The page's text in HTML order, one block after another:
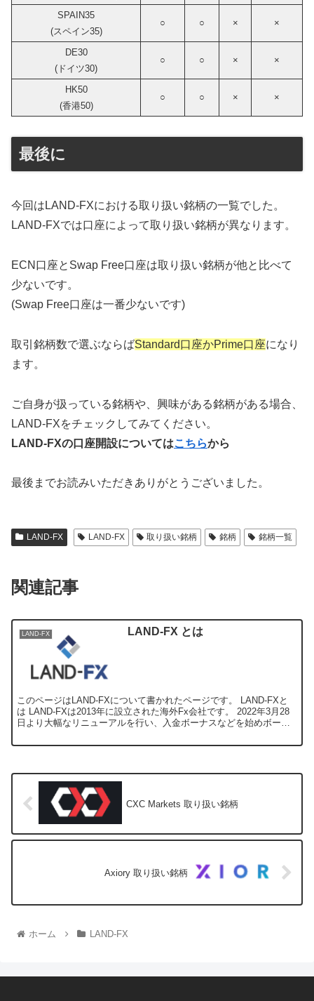
SPAIN35
(スペイン35)
○ ○ × ×
DE30
(ドイツ30)
○ ○ × ×
HK50
(香港50)
○ ○ × ×
最後に
今回はLAND-FXにおける取り扱い銘柄の一覧でした。
LAND-FXでは口座によって取り扱い銘柄が異なります。
ECN口座とSwap Free口座は取り扱い銘柄が他と比べて
少ないです。
(Swap Free口座は一番少ないです)
取引銘柄数で選ぶならばStandard口座かPrime口座になり
ます。
ご自身が扱っている銘柄や、興味がある銘柄がある場合、
LAND-FXをチェックしてみてください。
LAND-FXの口座開設についてはこちらから
最後までお読みいただきありがとうございました。
LAND-FX LAND-FX 取り扱い銘柄 銘柄 銘柄一覧
関連記事
LAND-FX LAND-FX とは
このページはLAND-FXについて書かれたページです。 LAND-FXと
は LAND-FXは2013年に設立された海外Fx会社です。 2022年3月28
日より大幅なリニューアルを行い、入金ボーナスなどを始めボーナ
CXC Markets 取り扱い銘柄
Axiory 取り扱い銘柄
ホーム LAND-FX